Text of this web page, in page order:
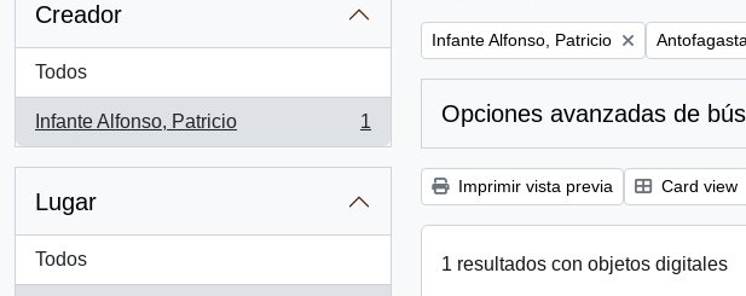
Creador
Todos
Infante Alfonso, Patricio
, 1 resultados
1
Lugar
Todos
Remove filter:
Infante Alfonso, Patricio Remove
Opciones avanzadas de
Imprimir vista previa Card view
1 resultados con objetos digitales